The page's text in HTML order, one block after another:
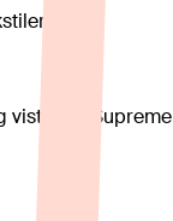
vist med Supreme